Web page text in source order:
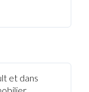
et dans